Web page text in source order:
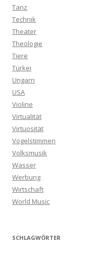
Tanz
Technik
Theater
Theologie
Tiere
Türkei
Ungarn
USA
Violine
Virtualität
Virtuosität
Vogelstimmen
Volksmusik
Wasser
Werbung
Wirtschaft
World Music
SCHLAGWÖRTER